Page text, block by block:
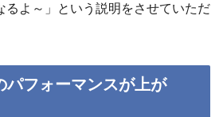
るよ～」という説明をさせていただ
パフォーマンスが上が